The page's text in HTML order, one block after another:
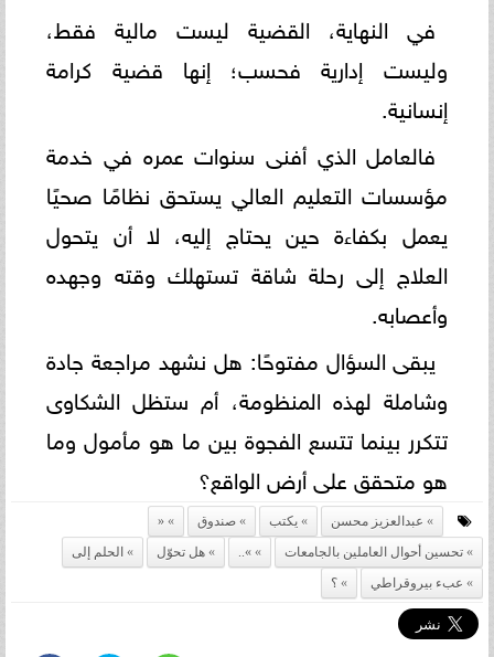
في النهاية، القضية ليست مالية فقط،
وليست إدارية فحسب؛ إنها قضية كرامة
إنسانية.
فالعامل الذي أفنى سنوات عمره في خدمة
مؤسسات التعليم العالي يستحق نظامًا صحيًا
يعمل بكفاءة حين يحتاج إليه، لا أن يتحول
العلاج إلى رحلة شاقة تستهلك وقته وجهده
وأعصابه.
يبقى السؤال مفتوحًا: هل نشهد مراجعة جادة
وشاملة لهذه المنظومة، أم ستظل الشكاوى
تتكرر بينما تتسع الفجوة بين ما هو مأمول وما
هو متحقق على أرض الواقع؟
عبدالعزيز محسن يكتب صندوق
«
تحسين أحوال العاملين بالجامعات
».. هل تحوّل
الحلم إلى
عبء بيروقراطي
؟